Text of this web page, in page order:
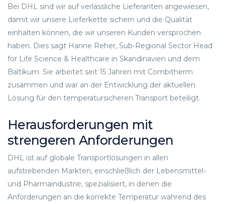
Bei DHL sind wir auf verlässliche Lieferanten angewiesen,
damit wir unsere Lieferkette sichern und die Qualität
einhalten können, die wir unseren Kunden versprochen
haben. Dies sagt Hanne Reher, Sub-Regional Sector Head
for Life Science & Healthcare in Skandinavien und dem
Baltikum. Sie arbeitet seit 15 Jahren mit Combitherm
zusammen und war an der Entwicklung der aktuellen
Lösung für den temperatursicheren Transport beteiligt.
Herausforderungen mit
strengeren Anforderungen
DHL ist auf globale Transportlösungen in allen
aufstrebenden Märkten, einschließlich der Lebensmittel-
und Pharmaindustrie, spezialisiert, in denen die
Anforderungen an die korrekte Temperatur während des